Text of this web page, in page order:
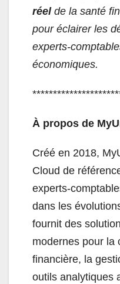
réelde la santé
pour éclairer les
experts-
économiques.
À propos de
Créé en 2018,
Cloud de
experts-
dans les
fournit des
modernes pour la
financière, la
outils analytiques